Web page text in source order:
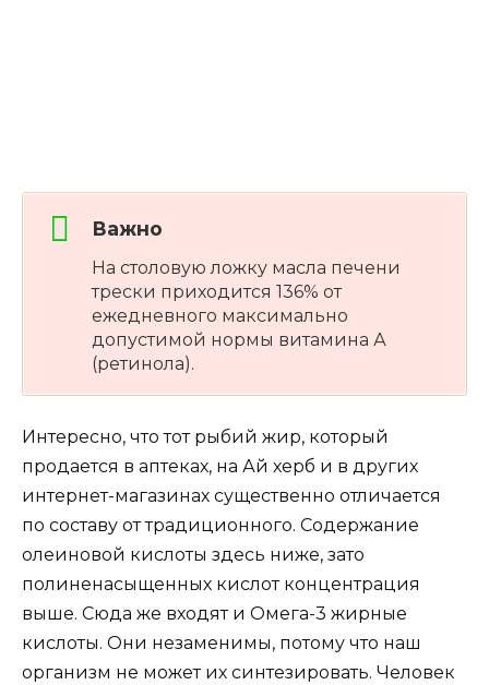
Важно
На столовую ложку масла печени
трески приходится 136% от
ежедневного максимально
допустимой нормы витамина А
(ретинола).
Интересно, что тот рыбий жир, который
продается в аптеках, на Ай херб и в других
интернет-магазинах существенно отличается
по составу от традиционного. Содержание
олеиновой кислоты здесь ниже, зато
полиненасыщенных кислот концентрация
выше. Сюда же входят и Омега-3 жирные
кислоты. Они незаменимы, потому что наш
организм не может их синтезировать. Человек